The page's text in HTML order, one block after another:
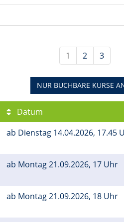
1 2 3
NUR BUCHBARE KURSE
Datum
ab Dienstag 14.04.2026, 17.45
ab Montag 21.09.2026, 17 Uhr
ab Montag 21.09.2026, 18 Uhr